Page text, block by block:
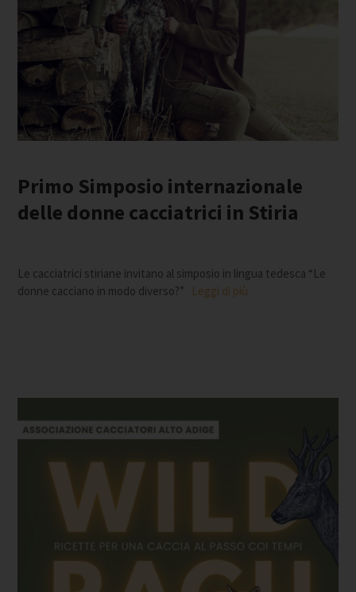
Primo Simposio internazionale
delle donne cacciatrici in Stiria
Le cacciatrici stiriane invitano al simposio in lingua tedesca “Le
donne cacciano in modo diverso?”
Leggi di più